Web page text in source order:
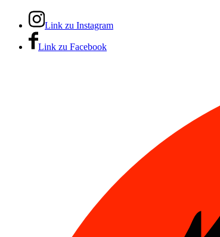
Link zu Instagram
Link zu Facebook